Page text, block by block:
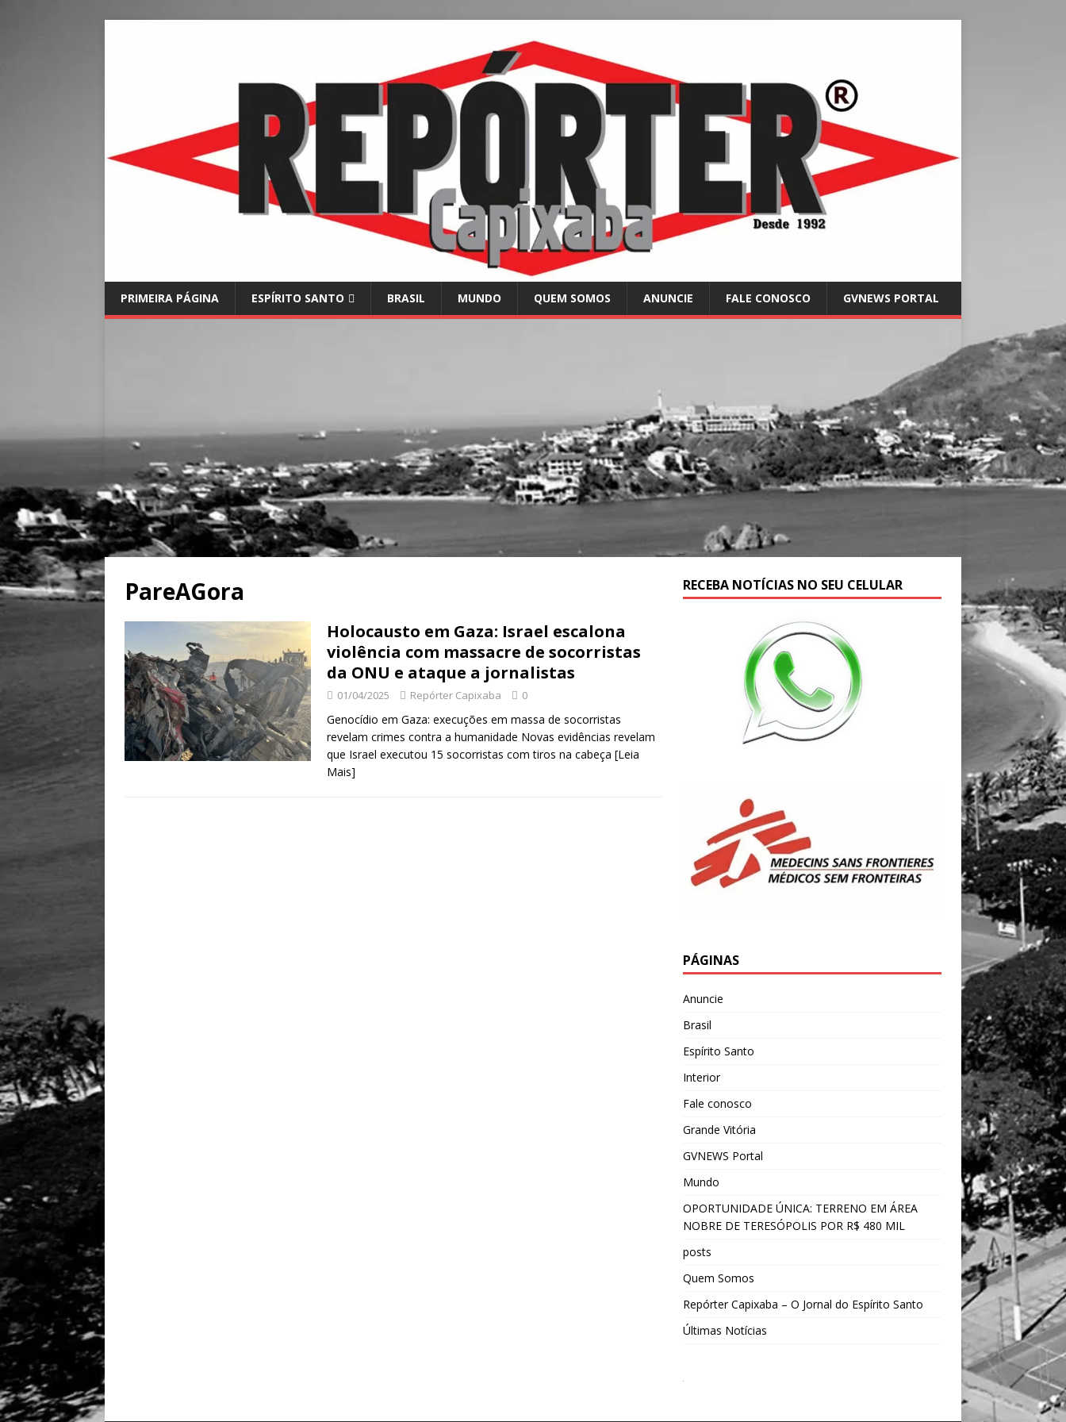
PRIMEIRA PÁGINA ESPÍRITO SANTO BRASIL MUNDO QUEM SOMOS ANUNCIE FALE CONOSCO GVNEWS PORTAL
PareAGora
Holocausto em Gaza: Israel escalona
violência com massacre de socorristas
da ONU e ataque a jornalistas
01/04/2025 Repórter Capixaba 0
Genocídio em Gaza: execuções em massa de socorristas
revelam crimes contra a humanidade ​Novas evidências revelam
que Israel executou 15 socorristas com tiros na cabeça [Leia
Mais]
RECEBA NOTÍCIAS NO SEU CELULAR
PÁGINAS
Anuncie
Brasil
Espírito Santo
Interior
Fale conosco
Grande Vitória
GVNEWS Portal
Mundo
OPORTUNIDADE ÚNICA: TERRENO EM ÁREA
NOBRE DE TERESÓPOLIS POR R$ 480 MIL
posts
Quem Somos
Repórter Capixaba – O Jornal do Espírito Santo
Últimas Notícias